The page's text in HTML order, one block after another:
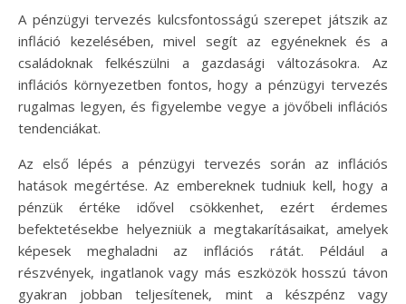
A pénzügyi tervezés kulcsfontosságú szerepet játszik az
infláció kezelésében, mivel segít az egyéneknek és a
családoknak felkészülni a gazdasági változásokra. Az
inflációs környezetben fontos, hogy a pénzügyi tervezés
rugalmas legyen, és figyelembe vegye a jövőbeli inflációs
tendenciákat.
Az első lépés a pénzügyi tervezés során az inflációs
hatások megértése. Az embereknek tudniuk kell, hogy a
pénzük értéke idővel csökkenhet, ezért érdemes
befektetésekbe helyezniük a megtakarításaikat, amelyek
képesek meghaladni az inflációs rátát. Például a
részvények, ingatlanok vagy más eszközök hosszú távon
gyakran jobban teljesítenek, mint a készpénz vagy